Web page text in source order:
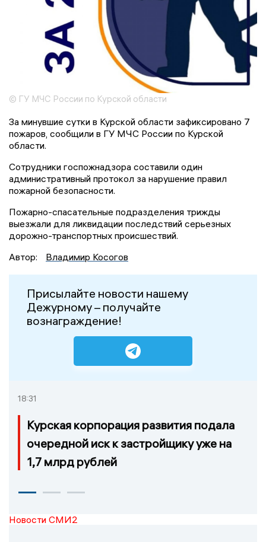
© ГУ МЧС России по Курской области
За минувшие сутки в Курской области зафиксировано 7
пожаров, сообщили в ГУ МЧС России по Курской
области.
Сотрудники госпожнадзора составили один
административный протокол за нарушение правил
пожарной безопасности.
Пожарно-спасательные подразделения трижды
выезжали для ликвидации последствий серьезных
дорожно-транспортных происшествий.
Автор:
Владимир Косогов
Присылайте новости нашему
Дежурному – получайте
вознаграждение!
18:31
Курская корпорация развития подала
очередной иск к застройщику уже на
1,7 млрд рублей
Новости СМИ2